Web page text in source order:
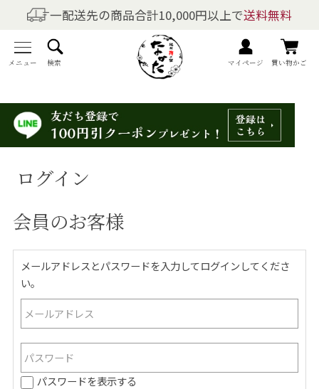
一配送先の商品合計10,000円以上で送料無料
メニュー 検索 マイページ 買い物かご
商品を探す
全商品一覧
梅干しの商品一覧
梅酒の商品一覧
梅製品・その他の商品一覧
メニュー
トップページ
マイページ
ご案内
ログイン
会員のお客様
メールアドレスとパスワードを入力してログインしてくださ
い。
パスワードを表示する